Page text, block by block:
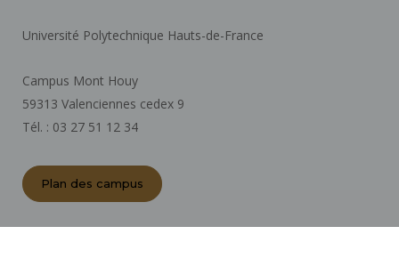
Université Polytechnique Hauts-de-France
Campus Mont Houy
59313 Valenciennes cedex 9
Tél. : 03 27 51 12 34
Plan des campus